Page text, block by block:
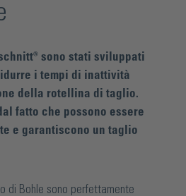
sono stati sviluppati
i tempi di inattività
della rotellina di taglio.
fatto che possono essere
e garantiscono un taglio
di Bohle sono perfettamente